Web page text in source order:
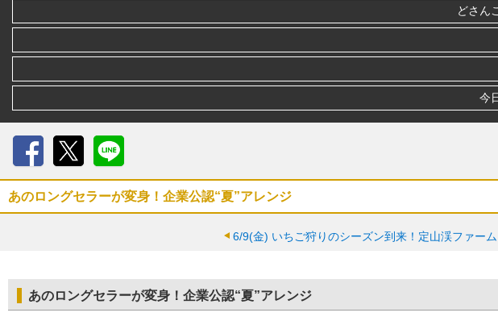
どさん
今
あのロングセラーが変身！企業公認“夏”アレンジ
6/9(金) いちご狩りのシーズン到来！定山渓ファーム
あのロングセラーが変身！企業公認“夏”アレンジ